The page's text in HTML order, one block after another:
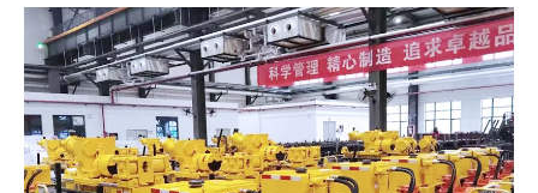
ta'minlandi. Ko'mir geologik qidiruvi va ko'mir
konining xavfsizligi sohasidagi asosiy texnologik
qiyinchiliklarni hal qilishga e'tibor qaratish, biz
qilmoqchimiz